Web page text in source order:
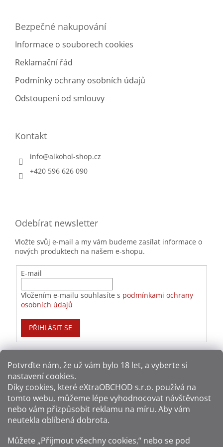
Potvrďte nám​​, že už vám bylo 18 let, a vyberte si
nastavení cookies.
Díky cookies, které eXtraOBCHOD s.r.o. používá na
tomto webu, můžeme lépe vyhodnocovat návštěvnost
nebo vám přizpůsobit reklamu na míru. Aby vám
neutekla oblíbená dobrota.
Můžete „Přijmout všechny cookies,“ nebo se pod
Bezpečné nakupování
Informace o souborech cookies
Reklamační řád
Podmínky ochrany osobních údajů
Odstoupení od smlouvy
Kontakt
info@alkohol-shop.cz
+420 596 626 090
Odebírat newsletter
Vložte svůj e-mail a my vám budeme zasílat informace o
nových produktech na našem e-shopu.
E-mail
Vložením e-mailu souhlasíte s podmínkami ochrany
osobních údajů
PŘIHLÁSIT SE
Způsoby dopravy: